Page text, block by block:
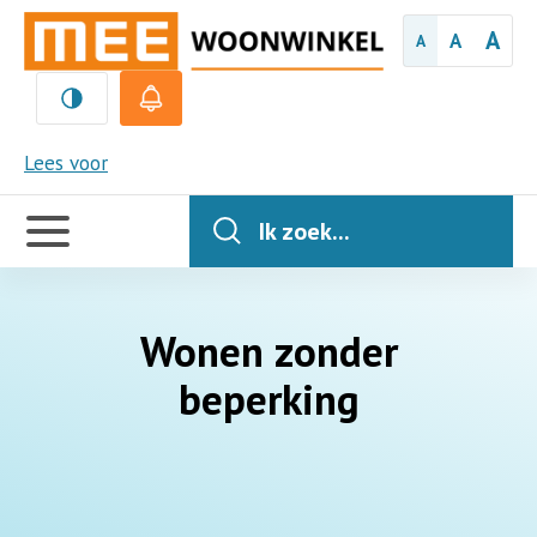
A A A
Lees voor
MEE
Handige
links
Ik zoek...
Wonen zonder
beperking